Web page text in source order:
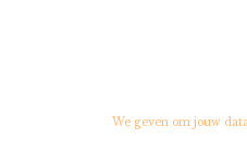
We geven om jouw